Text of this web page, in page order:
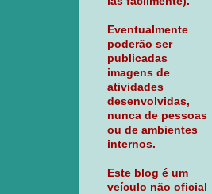
Eventualmente
poderão ser
publicadas
imagens de
atividades
desenvolvidas,
nunca de pessoas
ou de ambientes
internos.
Este blog é um
veículo não oficial